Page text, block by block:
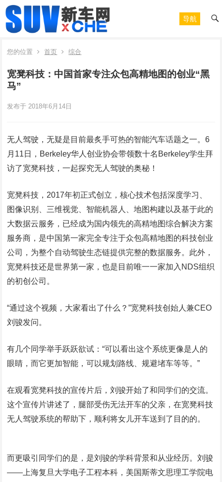
导航
您的位置 首页 综合
宽凳科技：中国首家专注众包高精地图的创业“黑
马”
发布于 2018年6月14日
无人驾驶，无疑是目前最炙手可热的智能汽车话题之一。6
月11日，Berkeley华人创业协会带领数十名Berkeley学生拜
访了宽凳科技，一起探究无人驾驶的奥秘！
宽凳科技，2017年初正式创立，核心技术包括深度学习、
图像识别、三维视觉、智能机器人、地图构建以及基于此的
大数据云服务，已经成为国内领先的高精地图综合解决方案
服务商，是中国第一家完全专注于众包高精地图的科技创业
公司，为整个自动驾驶生态链提供完整的数据服务。此外，
宽凳科技还是世界第一家，也是目前唯一一家加入NDS组织
的初创公司。
“通过这个视频，大家看出了什么？”宽凳科技创始人兼CEO
刘骏发问。
有几个同学举手跃跃欲试：“可以看出这个系统更像是人的
眼睛，而它更加智能，可以规划路线、规避堵车等等。”
在观看宽凳科技的宣传片后，刘骏开始了和同学们的交流。
这个宣传片讲述了，腿部受伤无法开车的父亲，在宽凳科技
无人驾驶系统的帮助下，顺利将女儿开车送到了目的的。
而更吸引同学们的是，是刘骏的学科背景和从业经历。刘骏
——上海复旦大学电子工程本科，美国斯蒂文思理工学院电